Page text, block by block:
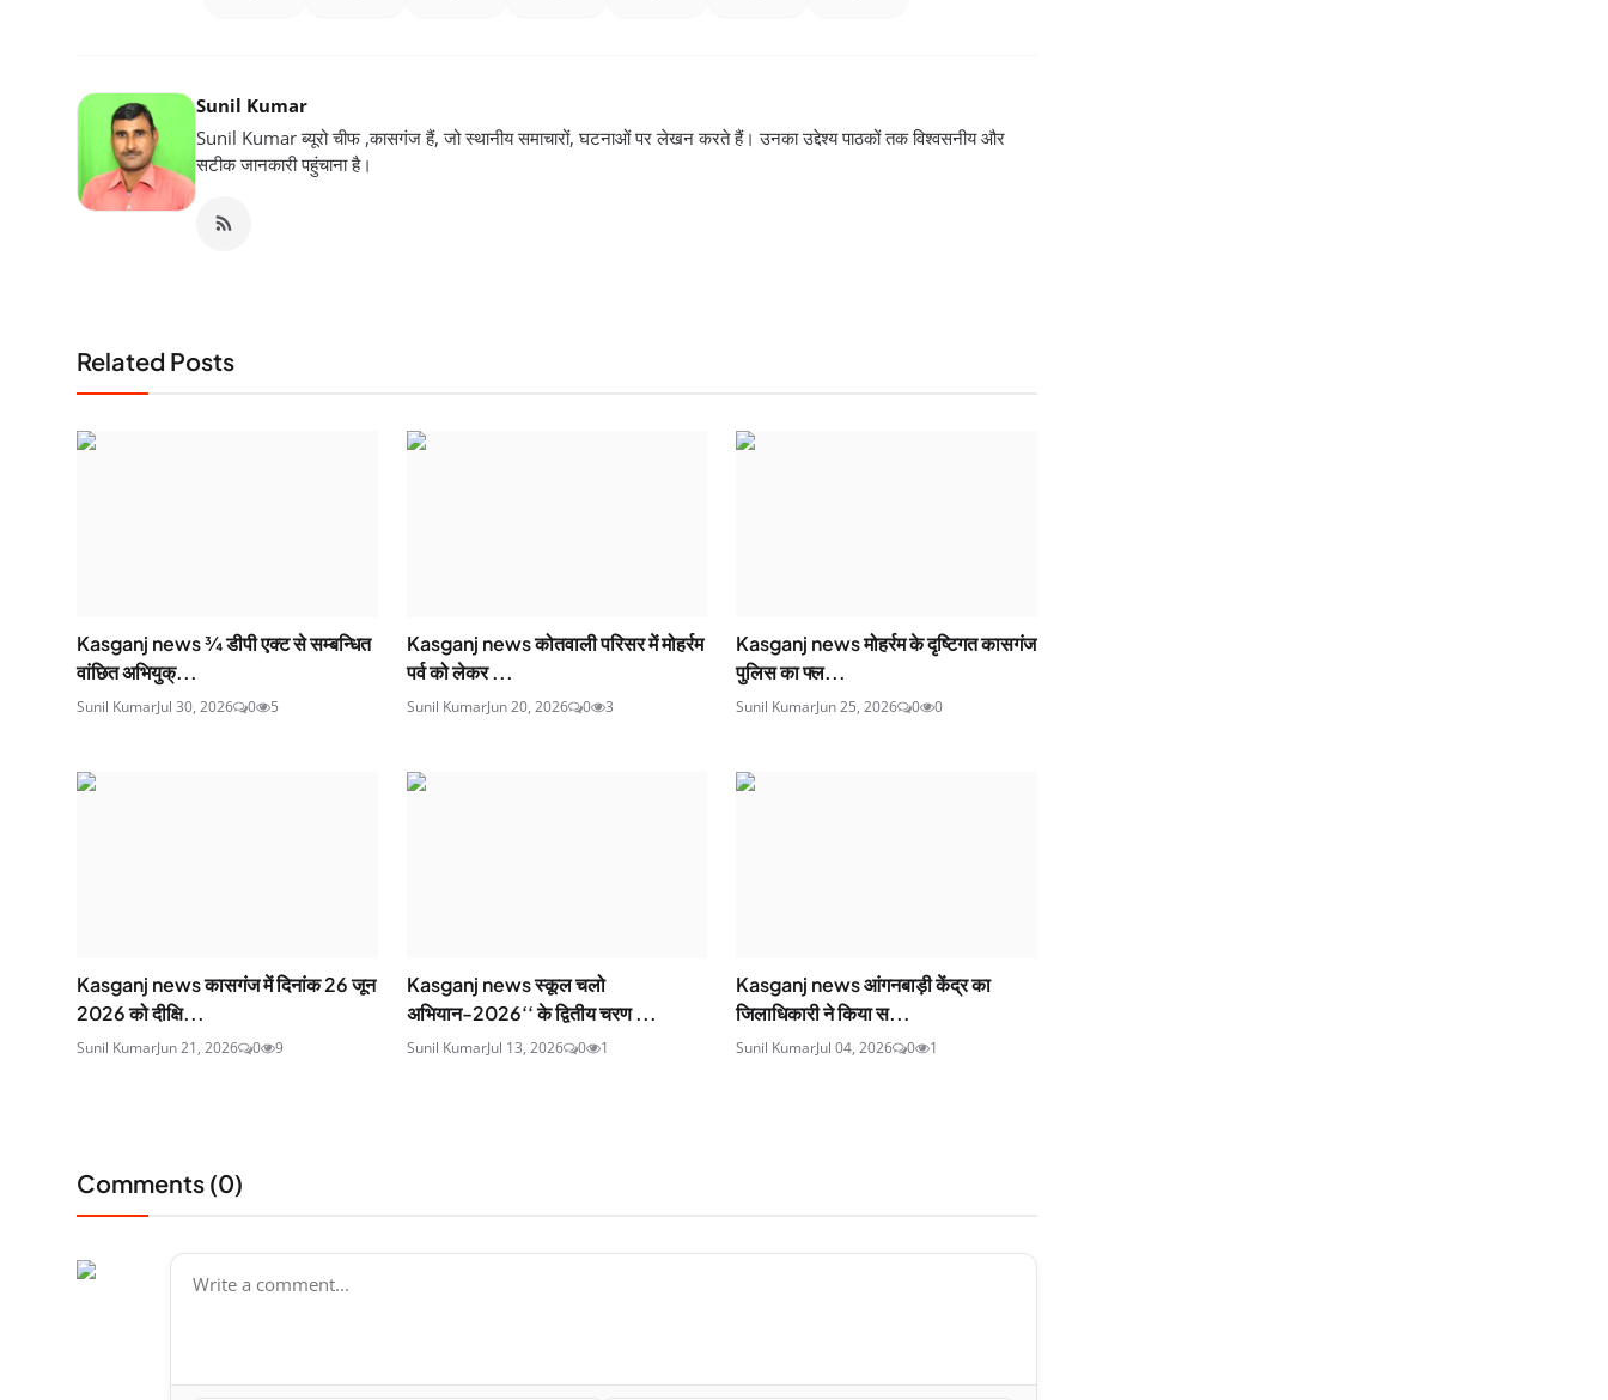
Sunil Kumar
Sunil Kumar ब्यूरो चीफ ,कासगंज हैं, जो स्थानीय समाचारों, घटनाओं पर लेखन करते हैं। उनका उद्देश्य पाठकों तक विश्वसनीय और
सटीक जानकारी पहुंचाना है।
Related Posts
Kasganj news ¾ डीपी एक्ट से सम्बन्धित
वांछित अभियुक्...
Sunil KumarJul 30, 2026 0 5
Kasganj news कोतवाली परिसर में मोहर्रम
पर्व को लेकर ...
Sunil KumarJun 20, 2026 0 3
Kasganj news मोहर्रम के दृष्टिगत कासगंज
पुलिस का फ्ल...
Sunil KumarJun 25, 2026 0 0
Kasganj news कासगंज में दिनांक 26 जून
2026 को दीक्षि...
Sunil KumarJun 21, 2026 0 9
Kasganj news स्कूल चलो
अभियान-2026‘‘ के द्वितीय चरण ...
Sunil KumarJul 13, 2026 0 1
Kasganj news आंगनबाड़ी केंद्र का
जिलाधिकारी ने किया स...
Sunil KumarJul 04, 2026 0 1
Comments (0)